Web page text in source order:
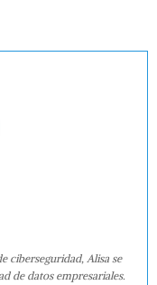
ciberseguridad, Alisa se
de datos empresariales.